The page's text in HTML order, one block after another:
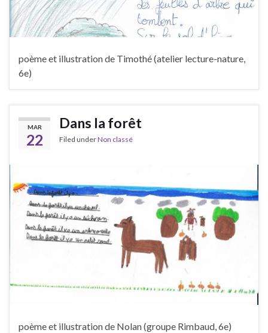
poème et illustration de Timothé (atelier lecture-nature,
6e)
MAR
22
Dans la forêt
Filed underNon classé
poème et illustration de Nolan (groupe Rimbaud, 6e)